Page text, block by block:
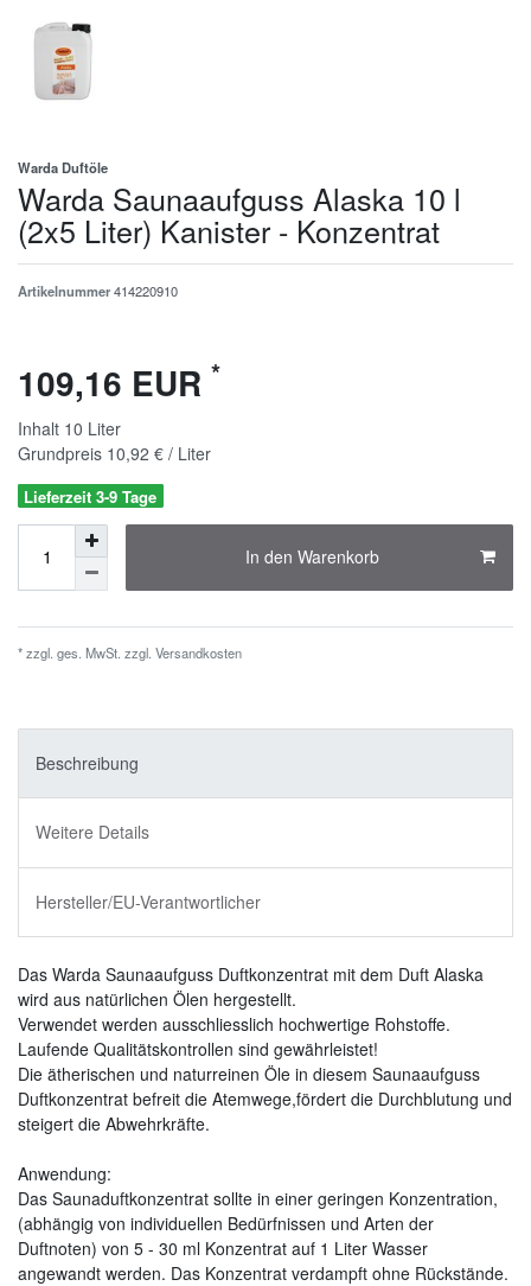
Warda Duftöle
Warda Saunaaufguss Alaska 10 l
(2x5 Liter) Kanister - Konzentrat
Artikelnummer414220910
109,16 EUR *
Inhalt 10 Liter
Grundpreis 10,92 € / Liter
Lieferzeit 3-9 Tage
In den Warenkorb
* zzgl. ges. MwSt. zzgl. Versandkosten
Beschreibung
Weitere Details
Hersteller/EU-Verantwortlicher
Das Warda Saunaaufguss Duftkonzentrat mit dem Duft Alaska
wird aus natürlichen Ölen hergestellt.
Verwendet werden ausschliesslich hochwertige Rohstoffe.
Laufende Qualitätskontrollen sind gewährleistet!
Die ätherischen und naturreinen Öle in diesem Saunaaufguss
Duftkonzentrat befreit die Atemwege,fördert die Durchblutung und
steigert die Abwehrkräfte.
Anwendung:
Das Saunaduftkonzentrat sollte in einer geringen Konzentration,
(abhängig von individuellen Bedürfnissen und Arten der
Duftnoten) von 5 - 30 ml Konzentrat auf 1 Liter Wasser
angewandt werden. Das Konzentrat verdampft ohne Rückstände.